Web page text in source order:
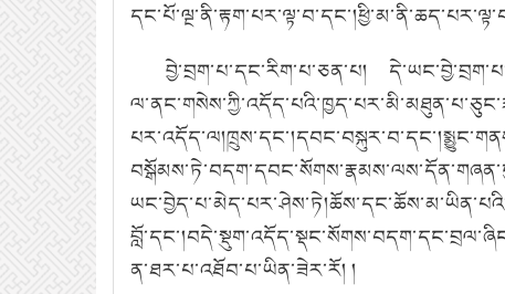
བྱེ་བྲག་པ་དང་རིག་པ་ཅན་པ།
ན་ཐར་པ་འཐོབ་པ་ཡིན་ཟེར་རོ། །